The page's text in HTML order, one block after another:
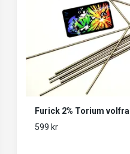
Furick 2% Torium
599 kr